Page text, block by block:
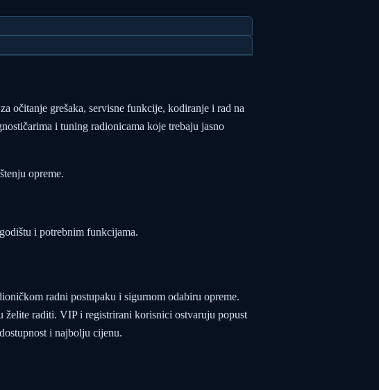
očitanje grešaka, servisne funkcije, kodiranje i rad na
i tuning radionicama koje trebaju jasno
opreme.
i potrebnim funkcijama.
radni postupaku i sigurnom odabiru opreme.
raditi. VIP i registrirani korisnici ostvaruju popust
i najbolju cijenu.